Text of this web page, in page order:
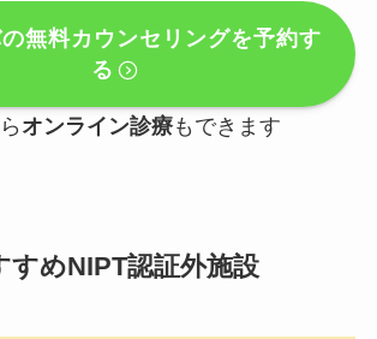
の無料カウンセリングを予約す
る
オンライン診療もできます
すめNIPT認証外施設